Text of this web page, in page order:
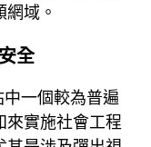
域。
全
一個較為普遍
來實施社會工程